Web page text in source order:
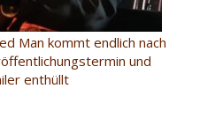
Man kommt endlich nach
und
enthüllt